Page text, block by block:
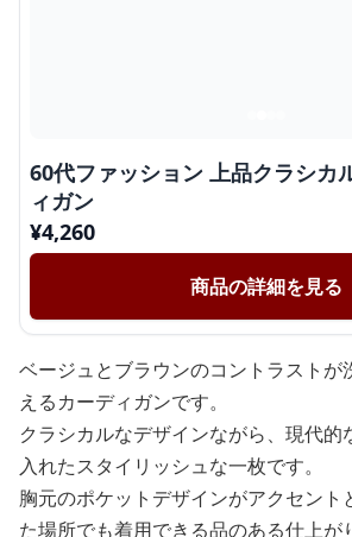
60代ファッション 上品クラシカ
ィガン
¥4,260
商品の詳細を見る
ベージュとブラウンのコントラストが
えるカーディガンです。
クラシカルなデザインながら、現代的
入れたスタイリッシュな一枚です。
胸元のポケットデザインがアクセント
た場所でも着用できる品のある仕上が